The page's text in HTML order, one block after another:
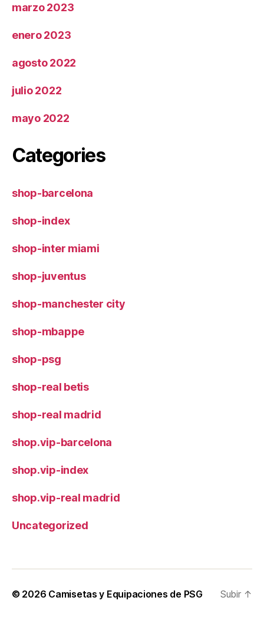
marzo 2023
enero 2023
agosto 2022
julio 2022
mayo 2022
Categories
shop-barcelona
shop-index
shop-inter miami
shop-juventus
shop-manchester city
shop-mbappe
shop-psg
shop-real betis
shop-real madrid
shop.vip-barcelona
shop.vip-index
shop.vip-real madrid
Uncategorized
© 2026 Camisetas y Equipaciones de PSG Subir ↑